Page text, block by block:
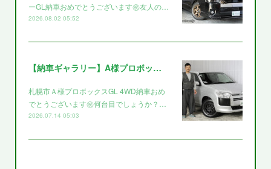
ーGL納車おめでとうございます㊗️友人の…
2026.08.02 05:52
【納車ギャラリー】A様プロボックス～～
札幌市Ａ様プロボックスGL 4WD納車おめ
でとうございます㊗️何台目でしょうか？…
2026.07.14 05:03